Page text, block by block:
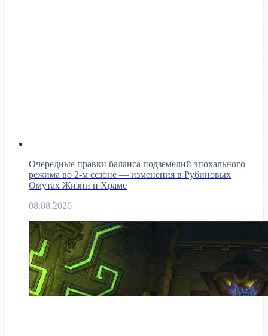
Очередные правки баланса подземелий эпохального+
режима во 2-м сезоне — изменения в Рубиновых
Омутах Жизни и Храме
08.08.2026